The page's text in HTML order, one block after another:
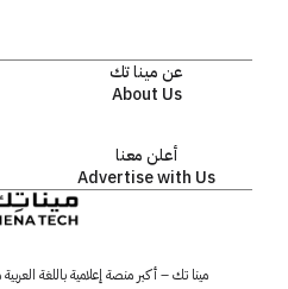
عن مينا تك
About Us
أعلن معنا
Advertise with Us
مينا تك – أكبر منصة إعلامية باللغة